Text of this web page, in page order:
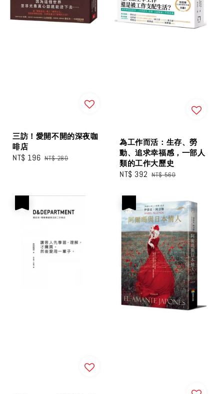
三訪！愛開不開的深夜咖
啡店
Sale
NT$ 196 Regular
NT$ 280
為工作而活：生存、勞
動、追求幸福感，一部人
類的工作大歷史
Sale
NT$ 392 Regular
NT$ 560